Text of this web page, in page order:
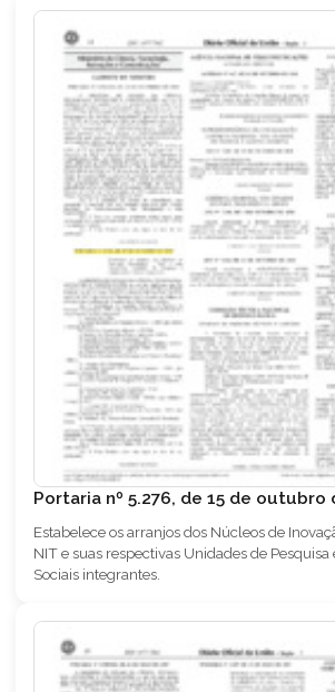
Portaria nº 5.276, de 15 de outubro
Estabelece os arranjos dos Núcleos de
NIT e suas respectivas Unidades de
Sociais integrantes.